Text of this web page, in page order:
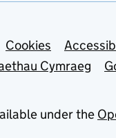
Cookies
Cymraeg
under the